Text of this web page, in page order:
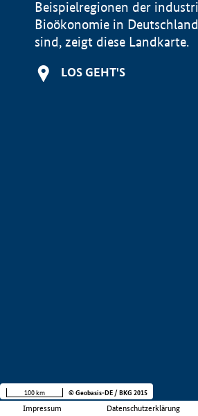
Beispielregionen der
Bioökonomie in
sind, zeigt diese Landkarte.
LOS GEHT'S
Impressum Datenschutzerklärung
100 km © Geobasis-DE / BKG 2015